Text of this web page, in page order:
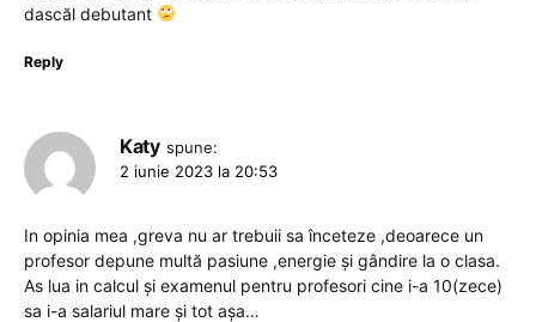
dascăl debutant
Reply
Katy spune:
2 iunie 2023 la 20:53
In opinia mea ,greva nu ar trebuii sa înceteze ,deoarece un
profesor depune multă pasiune ,energie și gândire la o clasa.
As lua in calcul și examenul pentru profesori cine i-a 10(zece)
sa i-a salariul mare și tot așa…